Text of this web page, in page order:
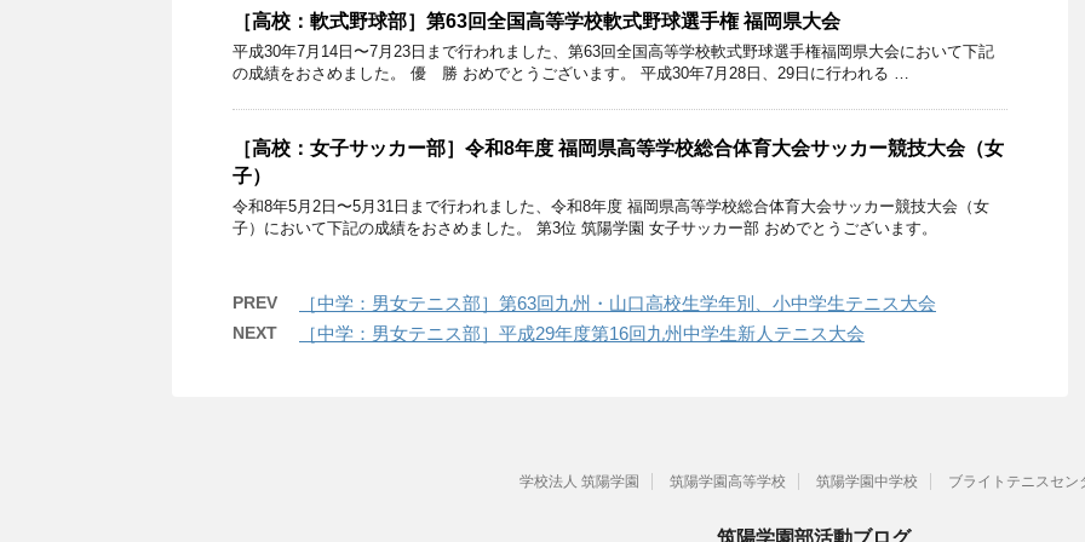
［高校：軟式野球部］第63回全国高等学校軟式野球選手権 福岡県大会
平成30年7月14日〜7月23日まで行われました、第63回全国高等学校軟式野球選手権福岡県大会において下記
の成績をおさめました。 優 勝 おめでとうございます。 平成30年7月28日、29日に行われる …
［高校：女子サッカー部］令和8年度 福岡県高等学校総合体育大会サッカー競技大会（女
子）
令和8年5月2日〜5月31日まで行われました、令和8年度 福岡県高等学校総合体育大会サッカー競技大会（女
子）において下記の成績をおさめました。 第3位 筑陽学園 女子サッカー部 おめでとうございます。
PREV ［中学：男女テニス部］第63回九州・山口高校生学年別、小中学生テニス大会
NEXT ［中学：男女テニス部］平成29年度第16回九州中学生新人テニス大会
学校法人 筑陽学園 筑陽学園高等学校 筑陽学園中学校 ブライトテニスセン
筑陽学園部活動ブログ